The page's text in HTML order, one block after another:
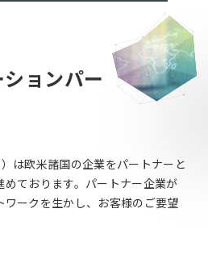
ョンパー
は欧米諸国の企業をパートナーと
めております。パートナー企業が
ークを生かし、お客様のご要望